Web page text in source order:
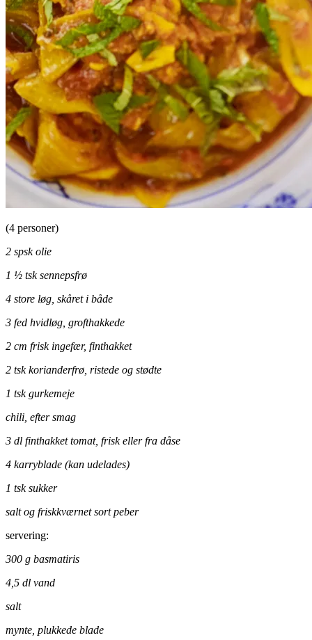
(4 personer)
2 spsk olie
1 ½ tsk sennepsfrø
4 store løg, skåret i både
3 fed hvidløg, grofthakkede
2 cm frisk ingefær, finthakket
2 tsk korianderfrø, ristede og stødte
1 tsk gurkemeje
chili, efter smag
3 dl finthakket tomat, frisk eller fra dåse
4 karryblade (kan udelades)
1 tsk sukker
salt og friskkværnet sort peber
servering:
300 g basmatiris
4,5 dl vand
salt
mynte, plukkede blade